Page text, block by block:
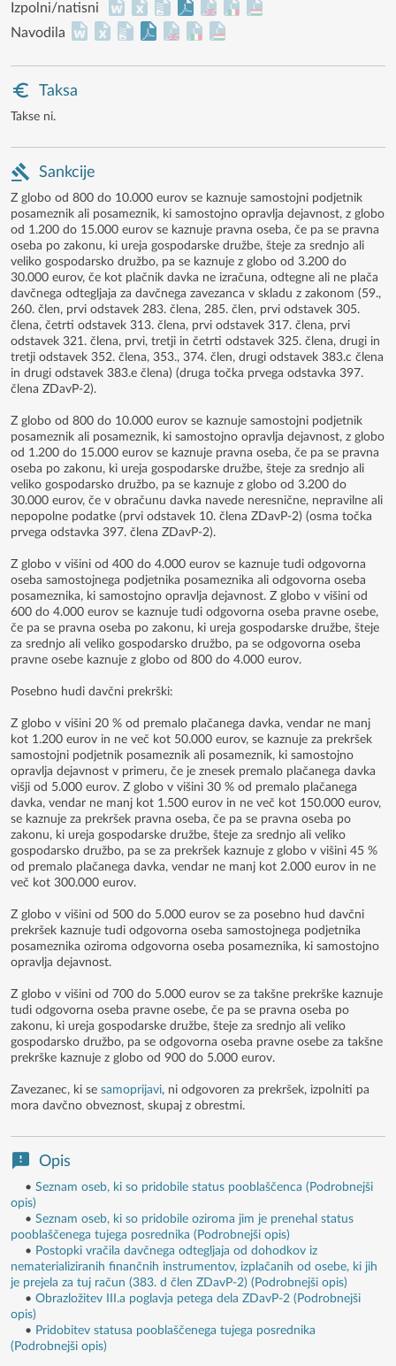
Izpolni/natisni
Navodila
Taksa
Takse ni.
Sankcije
Z globo od 800 do 10.000 eurov se kaznuje samostojni podjetnik
posameznik ali posameznik, ki samostojno opravlja dejavnost, z globo
od 1.200 do 15.000 eurov se kaznuje pravna oseba, če pa se pravna
oseba po zakonu, ki ureja gospodarske družbe, šteje za srednjo ali
veliko gospodarsko družbo, pa se kaznuje z globo od 3.200 do
30.000 eurov, če kot plačnik davka ne izračuna, odtegne ali ne plača
davčnega odtegljaja za davčnega zavezanca v skladu z zakonom (59.,
260. člen, prvi odstavek 283. člena, 285. člen, prvi odstavek 305.
člena, četrti odstavek 313. člena, prvi odstavek 317. člena, prvi
odstavek 321. člena, prvi, tretji in četrti odstavek 325. člena, drugi in
tretji odstavek 352. člena, 353., 374. člen, drugi odstavek 383.c člena
in drugi odstavek 383.e člena) (druga točka prvega odstavka 397.
člena ZDavP-2).
Z globo od 800 do 10.000 eurov se kaznuje samostojni podjetnik
posameznik ali posameznik, ki samostojno opravlja dejavnost, z globo
od 1.200 do 15.000 eurov se kaznuje pravna oseba, če pa se pravna
oseba po zakonu, ki ureja gospodarske družbe, šteje za srednjo ali
veliko gospodarsko družbo, pa se kaznuje z globo od 3.200 do
30.000 eurov, če v obračunu davka navede neresnične, nepravilne ali
nepopolne podatke (prvi odstavek 10. člena ZDavP-2) (osma točka
prvega odstavka 397. člena ZDavP-2).
Z globo v višini od 400 do 4.000 eurov se kaznuje tudi odgovorna
oseba samostojnega podjetnika posameznika ali odgovorna oseba
posameznika, ki samostojno opravlja dejavnost. Z globo v višini od
600 do 4.000 eurov se kaznuje tudi odgovorna oseba pravne osebe,
če pa se pravna oseba po zakonu, ki ureja gospodarske družbe, šteje
za srednjo ali veliko gospodarsko družbo, pa se odgovorna oseba
pravne osebe kaznuje z globo od 800 do 4.000 eurov.
Posebno hudi davčni prekrški:
Z globo v višini 20 % od premalo plačanega davka, vendar ne manj
kot 1.200 eurov in ne več kot 50.000 eurov, se kaznuje za prekršek
samostojni podjetnik posameznik ali posameznik, ki samostojno
opravlja dejavnost v primeru, če je znesek premalo plačanega davka
višji od 5.000 eurov. Z globo v višini 30 % od premalo plačanega
davka, vendar ne manj kot 1.500 eurov in ne več kot 150.000 eurov,
se kaznuje za prekršek pravna oseba, če pa se pravna oseba po
zakonu, ki ureja gospodarske družbe, šteje za srednjo ali veliko
gospodarsko družbo, pa se za prekršek kaznuje z globo v višini 45 %
od premalo plačanega davka, vendar ne manj kot 2.000 eurov in ne
več kot 300.000 eurov.
Z globo v višini od 500 do 5.000 eurov se za posebno hud davčni
prekršek kaznuje tudi odgovorna oseba samostojnega podjetnika
posameznika oziroma odgovorna oseba posameznika, ki samostojno
opravlja dejavnost.
Z globo v višini od 700 do 5.000 eurov se za takšne prekrške kaznuje
tudi odgovorna oseba pravne osebe, če pa se pravna oseba po
zakonu, ki ureja gospodarske družbe, šteje za srednjo ali veliko
gospodarsko družbo, pa se odgovorna oseba pravne osebe za takšne
prekrške kaznuje z globo od 900 do 5.000 eurov.
Zavezanec, ki se samoprijavi, ni odgovoren za prekršek, izpolniti pa
mora davčno obveznost, skupaj z obrestmi.
Opis
• Seznam oseb, ki so pridobile status pooblaščenca (Podrobnejši
opis)
• Seznam oseb, ki so pridobile oziroma jim je prenehal status
pooblaščenega tujega posrednika (Podrobnejši opis)
• Postopki vračila davčnega odtegljaja od dohodkov iz
nematerializiranih finančnih instrumentov, izplačanih od osebe, ki jih
je prejela za tuj račun (383. d člen ZDavP-2) (Podrobnejši opis)
• Obrazložitev III.a poglavja petega dela ZDavP-2 (Podrobnejši
opis)
• Pridobitev statusa pooblaščenega tujega posrednika
(Podrobnejši opis)